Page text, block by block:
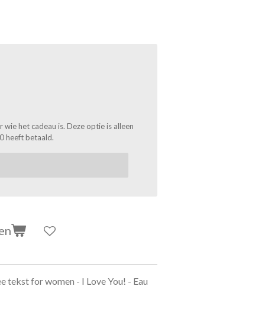
het cadeau is. Deze optie is alleen
heeft betaald.
tekst for women - I Love You! - Eau